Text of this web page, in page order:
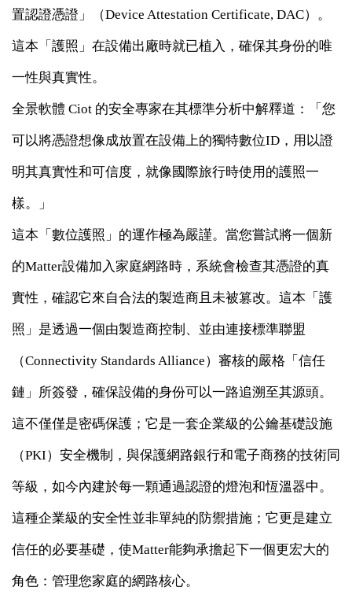
置認證憑證」（Device Attestation Certificate, DAC）。
這本「護照」在設備出廠時就已植入，確保其身份的唯
一性與真實性。
全景軟體 Ciot 的安全專家在其標準分析中解釋道：「您
可以將憑證想像成放置在設備上的獨特數位ID，用以證
明其真實性和可信度，就像國際旅行時使用的護照一
樣。」
這本「數位護照」的運作極為嚴謹。當您嘗試將一個新
的Matter設備加入家庭網路時，系統會檢查其憑證的真
實性，確認它來自合法的製造商且未被篡改。這本「護
照」是透過一個由製造商控制、並由連接標準聯盟
（Connectivity Standards Alliance）審核的嚴格「信任
鏈」所簽發，確保設備的身份可以一路追溯至其源頭。
這不僅僅是密碼保護；它是一套企業級的公鑰基礎設施
（PKI）安全機制，與保護網路銀行和電子商務的技術同
等級，如今內建於每一顆通過認證的燈泡和恆溫器中。
這種企業級的安全性並非單純的防禦措施；它更是建立
信任的必要基礎，使Matter能夠承擔起下一個更宏大的
角色：管理您家庭的網路核心。